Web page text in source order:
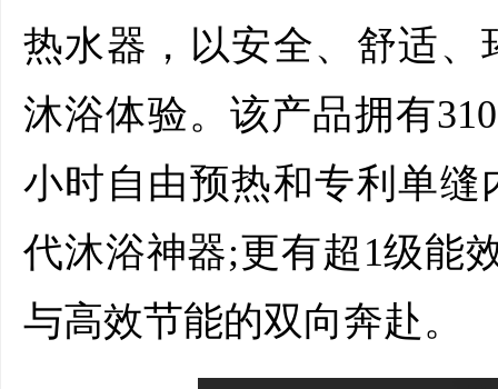
热水器，以安全、舒适
沐浴体验。该产品拥有
小时自由预热和专利单
代沐浴神器;更有超1级能
与高效节能的双向奔赴。